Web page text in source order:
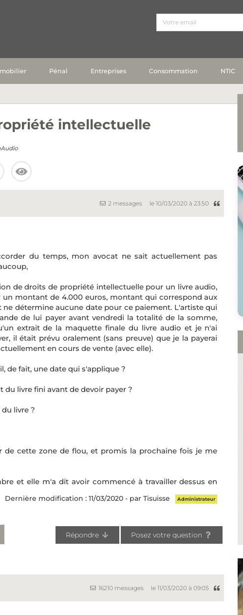
Pénal Entreprises Consommation NTIC
intellectuelle
2 messages le 10/03/2020 à 23:50
du temps, mon avocat ne sait actuellement pas
de droits de propriété intellectuelle pour un livre audio,
montant de 4.000 euros, montant qui correspond aux
détermine aucune date pour ce paiement. L'artiste qui
de lui payer avant vendredi la totalité de la somme,
extrait de la maquette finale du livre audio et je n'ai
il était prévu oralement (sans preuve) que je la payerai
en cours de vente (avec elle).
de fait, une date qui s'applique ?
livre fini avant de devoir payer ?
livre ?
de cette zone de flou, et promis la prochaine fois je me
et elle m'a dit avoir commencé à travailler dessus en
Dernière modification : 11/03/2020 - par Tisuisse Administrateur
Répondre Posez votre question
16210 messages le 11/03/2020 à 09:05